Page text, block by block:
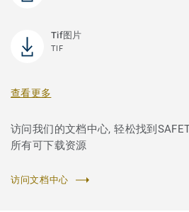
Tif图片
TIF
查看更多
访问我们的文档中心, 轻松找到
所有可下载资源
访问文档中心